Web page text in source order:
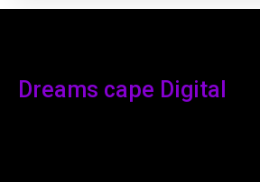
Dreams cape Digital